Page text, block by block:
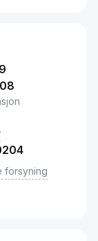
forsyning